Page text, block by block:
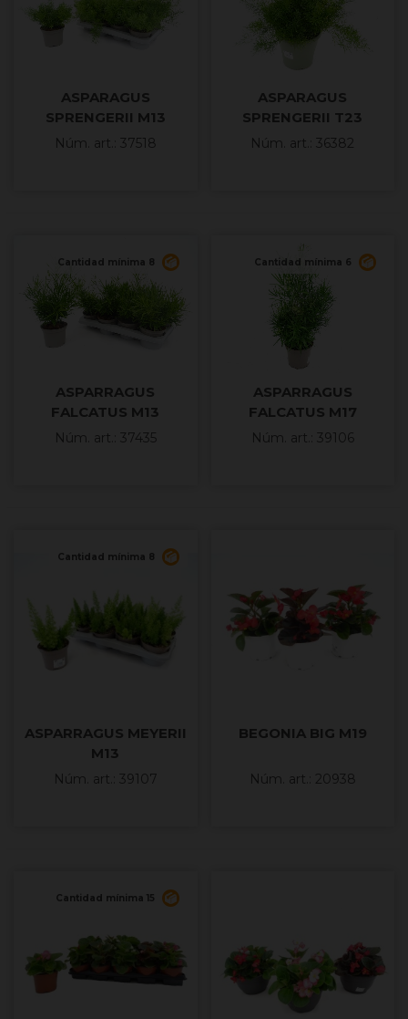
ASPARAGUS
SPRENGERII M13
Núm. art.: 37518
ASPARAGUS
SPRENGERII T23
Núm. art.: 36382
Cantidad mínima 8
ASPARRAGUS
FALCATUS M13
Núm. art.: 37435
Cantidad mínima 6
ASPARRAGUS
FALCATUS M17
Núm. art.: 39106
Cantidad mínima 8
ASPARRAGUS MEYERII
M13
Núm. art.: 39107
BEGONIA BIG M19
Núm. art.: 20938
Cantidad mínima 15